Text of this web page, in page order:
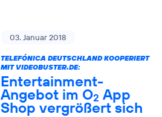
03. Januar 2018
TELEFÓNICA DEUTSCHLAND KOOPERIERT
MIT VIDEOBUSTER.DE:
Entertainment-
Angebot im O2 App
Shop vergrößert sich